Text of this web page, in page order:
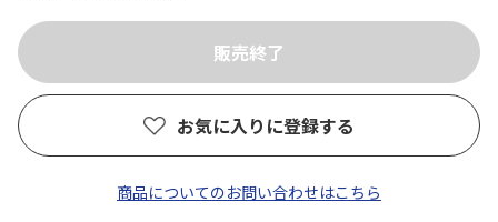
お気に入りに登録する
商品についてのお問い合わせはこちら